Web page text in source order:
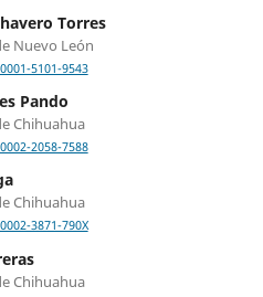
Torres
Nuevo León
5101-9543
Pando
Chihuahua
2058-7588
Chihuahua
3871-790X
Chihuahua